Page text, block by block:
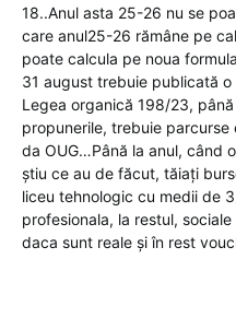
18..Anul asta 25-26 nu se
care anul25-26 rămâne pe
poate calcula pe noua
31 august trebuie publicată
Legea organică 198/23,
propunerile, trebuie
da OUG…Până la anul, când
știu ce au de făcut, tăiați
liceu tehnologic cu medii de
profesionala, la restul,
daca sunt reale și în rest